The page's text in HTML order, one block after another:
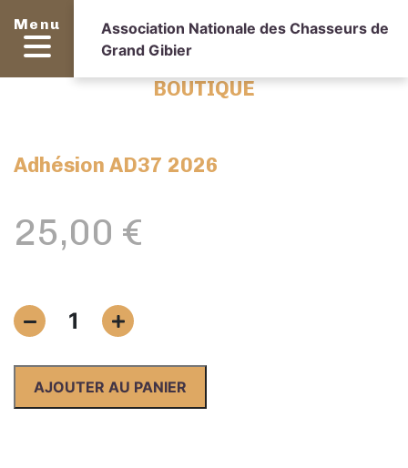
Menu
Association Nationale des Chasseurs de
Grand Gibier
BOUTIQUE
Adhésion AD37 2026
25,00 €
quantité
de
AD37
2026
1
AJOUTER AU PANIER